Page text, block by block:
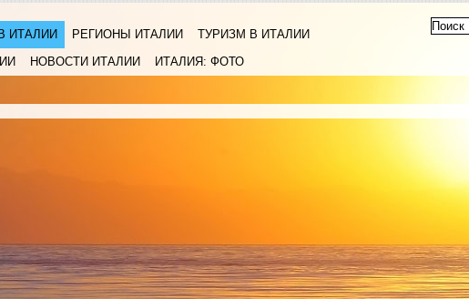
ИТАЛИИ РЕГИОНЫ ИТАЛИИ
ТУРИЗМ В ИТАЛИИ
НОВОСТИ ИТАЛИИ ИТАЛИЯ: ФОТО